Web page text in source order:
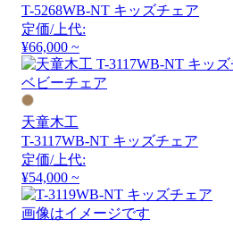
T-5268WB-NT キッズチェア
定価/上代:
¥66,000 ~
天童木工
T-3117WB-NT キッズチェア
定価/上代:
¥54,000 ~
画像はイメージです